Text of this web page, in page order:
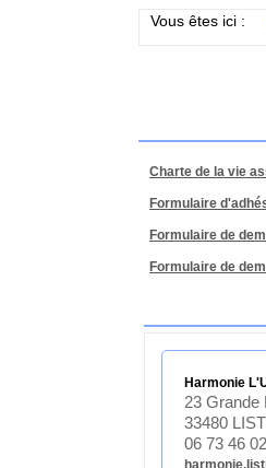
Vous êtes ici :
Charte de la vie
Formulaire
Formulaire de
Formulaire de
Harmonie
23 Grande
33480
06 73 46